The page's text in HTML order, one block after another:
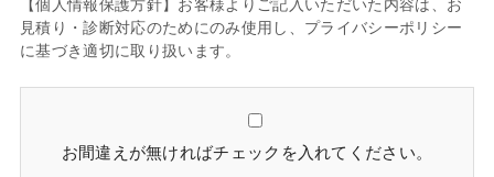
【個人情報保護方針】お客様よりご記入いただいた内容は、お
見積り・診断対応のためにのみ使用し、プライバシーポリシー
に基づき適切に取り扱います。
お間違えが無ければチェックを入れてください。